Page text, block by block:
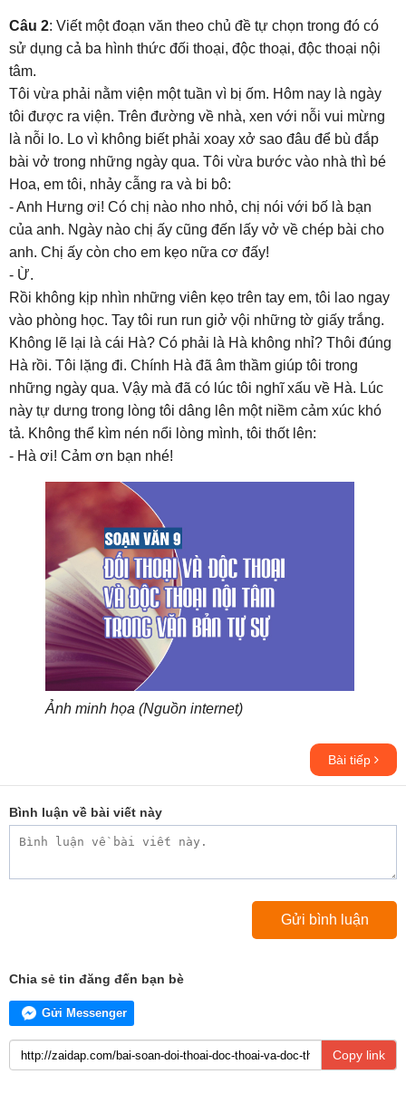
Câu 2: Viết một đoạn văn theo chủ đề tự chọn trong đó có
sử dụng cả ba hình thức đối thoại, độc thoại, độc thoại nội
tâm.
Tôi vừa phải nằm viện một tuần vì bị ốm. Hôm nay là ngày
tôi được ra viện. Trên đường về nhà, xen với nỗi vui mừng
là nỗi lo. Lo vì không biết phải xoay xở sao đâu để bù đắp
bài vở trong những ngày qua. Tôi vừa bước vào nhà thì bé
Hoa, em tôi, nhảy cẫng ra và bi bô:
- Anh Hưng ơi! Có chị nào nho nhỏ, chị nói với bố là bạn
của anh. Ngày nào chị ấy cũng đến lấy vở về chép bài cho
anh. Chị ấy còn cho em kẹo nữa cơ đấy!
- Ừ.
Rồi không kịp nhìn những viên kẹo trên tay em, tôi lao ngay
vào phòng học. Tay tôi run run giở vội những tờ giấy trắng.
Không lẽ lại là cái Hà? Có phải là Hà không nhỉ? Thôi đúng
Hà rồi. Tôi lặng đi. Chính Hà đã âm thầm giúp tôi trong
những ngày qua. Vậy mà đã có lúc tôi nghĩ xấu về Hà. Lúc
này tự dưng trong lòng tôi dâng lên một niềm cảm xúc khó
tả. Không thể kìm nén nổi lòng mình, tôi thốt lên:
- Hà ơi! Cảm ơn bạn nhé!
Ảnh minh họa (Nguồn internet)
Bài tiếp
Bình luận về bài viết này
Chia sẻ tin đăng đến bạn bè
Gửi Messenger
Copy link